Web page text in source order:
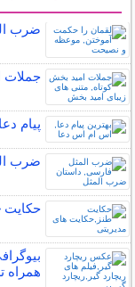
ضرب
جملات
پیام
ضرب
حکایت
همراه